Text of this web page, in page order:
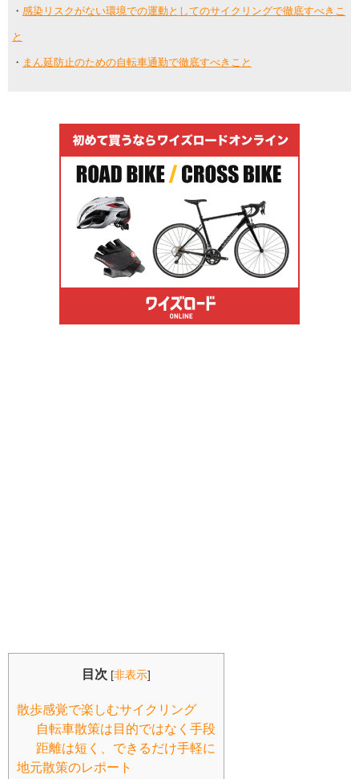
・ 感染リスクがない環境での運動としてのサイクリングで徹底すべきこ
と
・ まん延防止のための自転車通勤で徹底すべきこと
目次 [非表示]
散歩感覚で楽しむサイクリング
自転車散策は目的ではなく手段
距離は短く、できるだけ手軽に
地元散策のレポート